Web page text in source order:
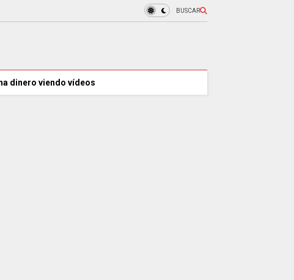
BUSCAR
dinero viendo vídeos